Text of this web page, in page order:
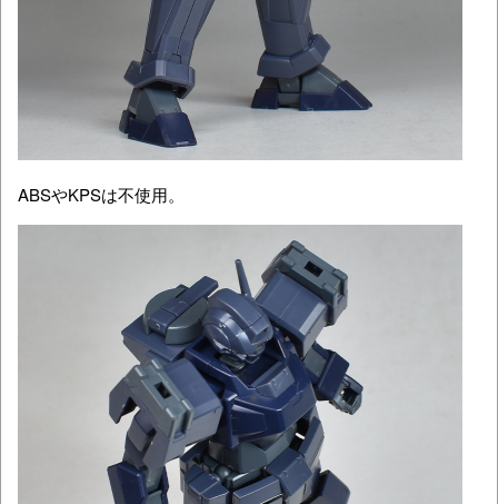
ABSやKPSは不使用。